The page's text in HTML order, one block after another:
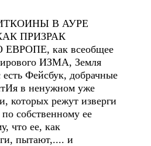
В АУРЕ
ПРИЗРАК
как всеобщее
ИЗМА, Земля
есть Фейсбук, добрачные
в ненужном уже
которых режут изверги
собственному ее
что ее, как
пытают,.... и